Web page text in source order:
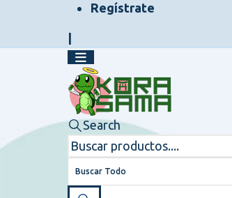
Regístrate
Search
Buscar Todo